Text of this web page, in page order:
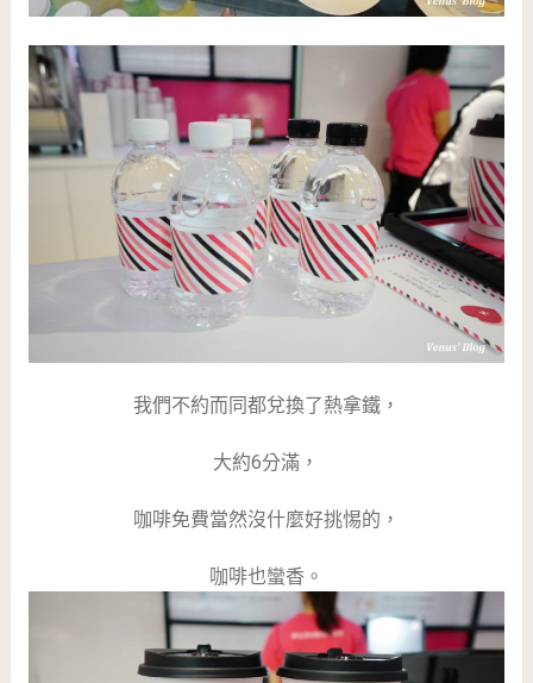
我們不約而同都兌換了熱拿鐵，
大約6分滿，
咖啡免費當然沒什麼好挑惕的，
咖啡也蠻香。